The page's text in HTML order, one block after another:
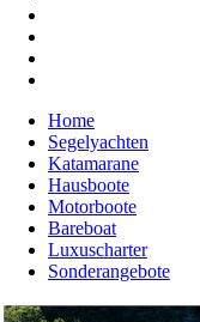
Home
Segelyachten
Katamarane
Hausboote
Motorboote
Bareboat
Luxuscharter
Sonderangebote